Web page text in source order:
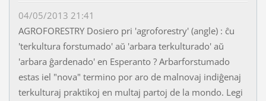
04/05/2013 21:41
AGROFORESTRY Dosiero pri 'agroforestry' (angle) : ĉu
'terkultura forstumado' aŭ 'arbara terkulturado' aŭ
'arbara ĝardenado' en Esperanto ? Arbarforstumado
estas iel "nova" termino por aro de malnovaj indiĝenaj
terkulturaj praktikoj en multaj partoj de la mondo. Legi